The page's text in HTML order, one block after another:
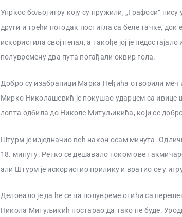
Упркос бољој игру коју су пружили, „Графоси“
други и трећи погодак постигла са беле тачке, док
искористила свој пенал, а такође јој је
полувремену два пута погађали оквир гола.
Добро су изабраници Марка Неђића отворили меч
Мирко Николашевић је покушао ударцем са ивице
лопта одбила до Николе Митуљикића, који се
Штурм је изједначио већ након осам минута.
18. минуту. Ретко се дешавало током ове
али Штурм је искористио прилику и вратио се у
Деловало је да ће се на полувреме отићи са
Никола Митуљикић постарао да тако не буде.